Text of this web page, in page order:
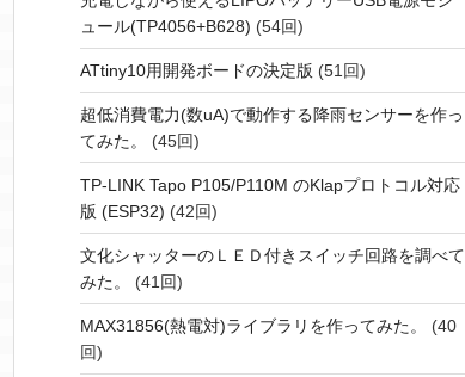
ュール(TP4056+B628) (54回)
ATtiny10用開発ボードの決定版 (51回)
超低消費電力(数uA)で動作する降雨センサーを作っ
てみた。
(45回)
TP-LINK Tapo P105/P110M のKlapプロトコル対応
版 (ESP32) (42回)
文化シャッターのＬＥＤ付きスイッチ回路を調べて
みた。
(41回)
MAX31856(熱電対)ライブラリを作ってみた。
(40
回)